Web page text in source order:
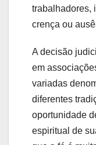
trabalhadores,
crença ou
A decisão
em
variadas
diferentes
oportunidade
espiritual de